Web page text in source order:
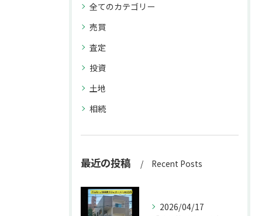
全てのカテゴリー
売買
査定
投資
土地
相続
最近の投稿 Recent Posts
2026/04/17